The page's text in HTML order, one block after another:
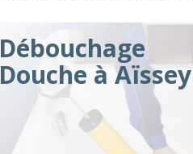
Débouchage
Douche à Aïssey